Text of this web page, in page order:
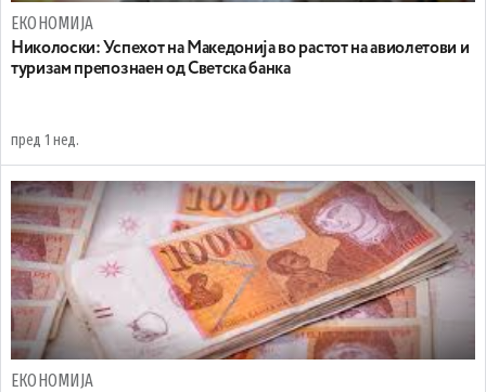
ЕКОНОМИЈА
Николоски: Успехот на Македонија во растот на авиолетови и
туризам препознаен од Светска банка
пред 1 нед.
ЕКОНОМИЈА